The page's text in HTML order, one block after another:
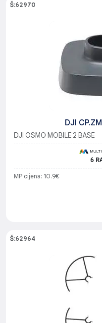
Š:62970
DJI
DJI OSMO MOBILE 2 BASE
6
MP cijena: 10.9€
Š:62964